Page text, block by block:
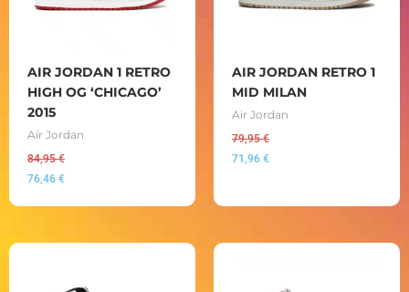
AIR JORDAN 1 RETRO
HIGH OG ‘CHICAGO’
2015
Air Jordan
84,95€
76,46 €
AIR JORDAN RETRO 1
MID MILAN
Air Jordan
79,95€
71,96 €